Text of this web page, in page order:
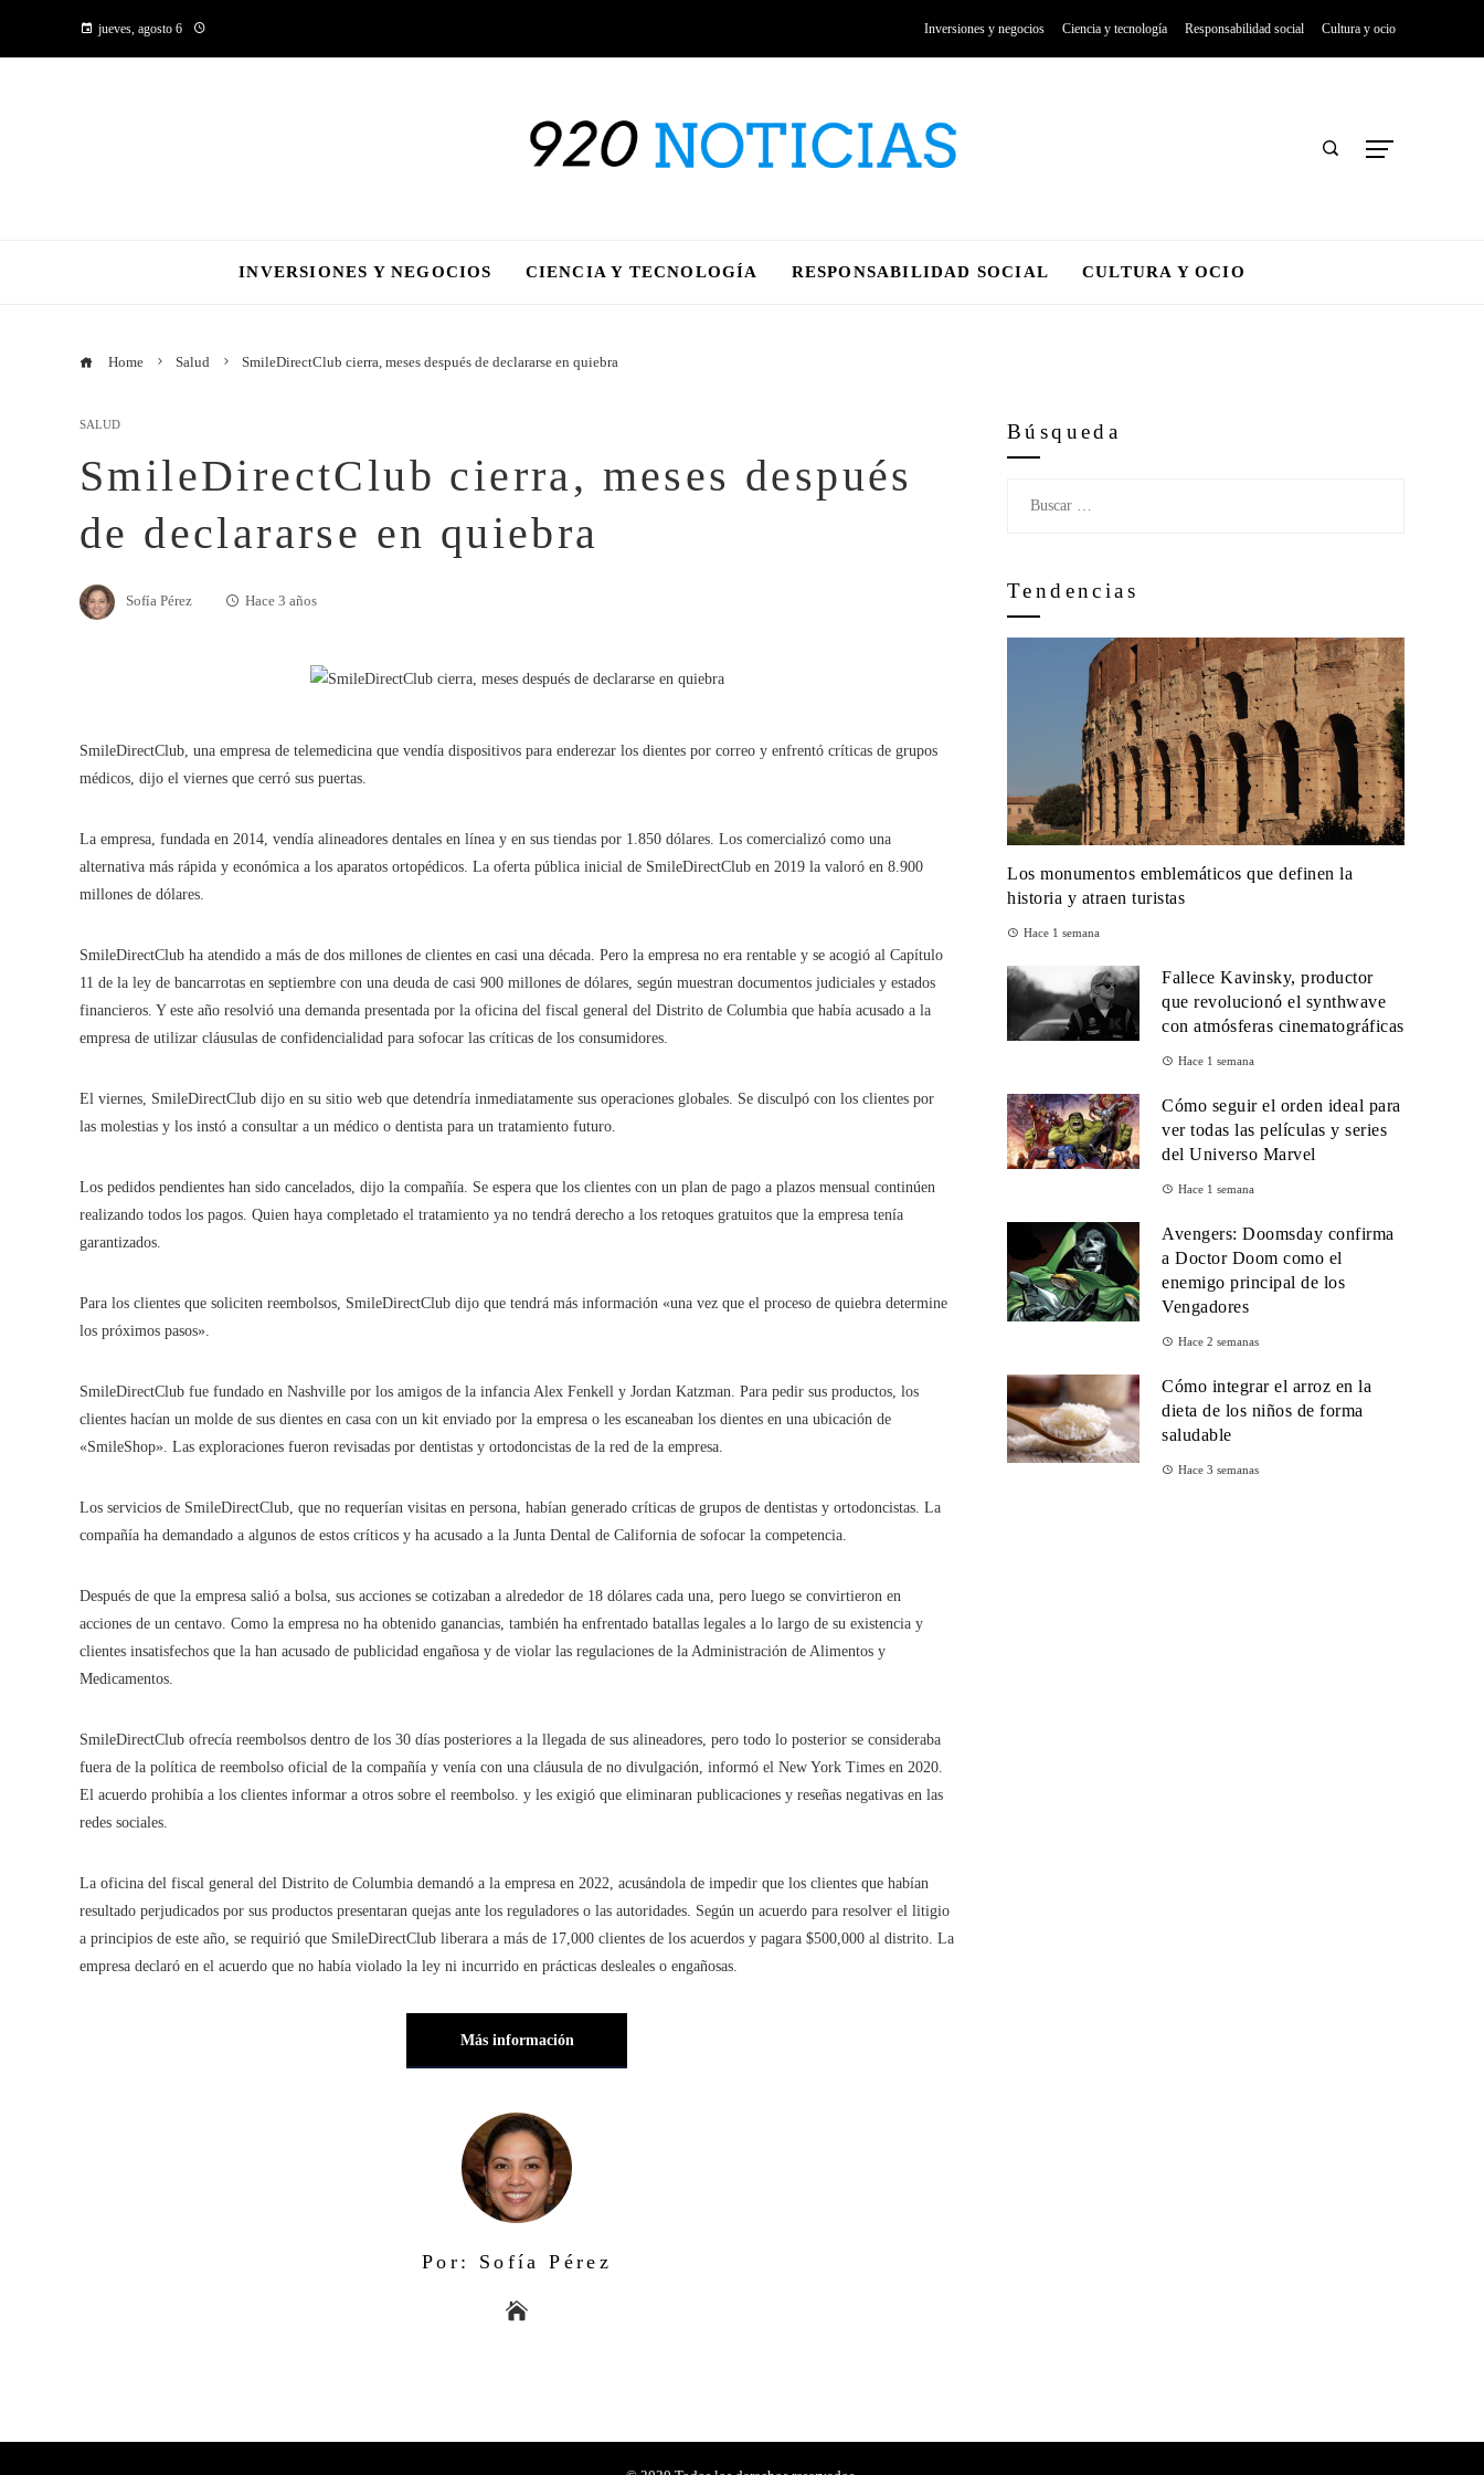
jueves, agosto 6 Inversiones y negocios Ciencia y tecnología Responsabilidad social Cultura y ocio
INVERSIONES Y NEGOCIOS CIENCIA Y TECNOLOGÍA RESPONSABILIDAD SOCIAL CULTURA Y OCIO
Home Salud SmileDirectClub cierra, meses después de declararse en quiebra
SALUD
SmileDirectClub cierra, meses después
de declararse en quiebra
Sofía Pérez Hace 3 años
SmileDirectClub, una empresa de telemedicina que vendía dispositivos para enderezar los dientes por correo y enfrentó críticas de grupos
médicos, dijo el viernes que cerró sus puertas.
La empresa, fundada en 2014, vendía alineadores dentales en línea y en sus tiendas por 1.850 dólares. Los comercializó como una
alternativa más rápida y económica a los aparatos ortopédicos. La oferta pública inicial de SmileDirectClub en 2019 la valoró en 8.900
millones de dólares.
SmileDirectClub ha atendido a más de dos millones de clientes en casi una década. Pero la empresa no era rentable y se acogió al Capítulo
11 de la ley de bancarrotas en septiembre con una deuda de casi 900 millones de dólares, según muestran documentos judiciales y estados
financieros. Y este año resolvió una demanda presentada por la oficina del fiscal general del Distrito de Columbia que había acusado a la
empresa de utilizar cláusulas de confidencialidad para sofocar las críticas de los consumidores.
El viernes, SmileDirectClub dijo en su sitio web que detendría inmediatamente sus operaciones globales. Se disculpó con los clientes por
las molestias y los instó a consultar a un médico o dentista para un tratamiento futuro.
Los pedidos pendientes han sido cancelados, dijo la compañía. Se espera que los clientes con un plan de pago a plazos mensual continúen
realizando todos los pagos. Quien haya completado el tratamiento ya no tendrá derecho a los retoques gratuitos que la empresa tenía
garantizados.
Para los clientes que soliciten reembolsos, SmileDirectClub dijo que tendrá más información «una vez que el proceso de quiebra determine
los próximos pasos».
SmileDirectClub fue fundado en Nashville por los amigos de la infancia Alex Fenkell y Jordan Katzman. Para pedir sus productos, los
clientes hacían un molde de sus dientes en casa con un kit enviado por la empresa o les escaneaban los dientes en una ubicación de
«SmileShop». Las exploraciones fueron revisadas por dentistas y ortodoncistas de la red de la empresa.
Los servicios de SmileDirectClub, que no requerían visitas en persona, habían generado críticas de grupos de dentistas y ortodoncistas. La
compañía ha demandado a algunos de estos críticos y ha acusado a la Junta Dental de California de sofocar la competencia.
Después de que la empresa salió a bolsa, sus acciones se cotizaban a alrededor de 18 dólares cada una, pero luego se convirtieron en
acciones de un centavo. Como la empresa no ha obtenido ganancias, también ha enfrentado batallas legales a lo largo de su existencia y
clientes insatisfechos que la han acusado de publicidad engañosa y de violar las regulaciones de la Administración de Alimentos y
Medicamentos.
SmileDirectClub ofrecía reembolsos dentro de los 30 días posteriores a la llegada de sus alineadores, pero todo lo posterior se consideraba
fuera de la política de reembolso oficial de la compañía y venía con una cláusula de no divulgación, informó el New York Times en 2020.
El acuerdo prohibía a los clientes informar a otros sobre el reembolso. y les exigió que eliminaran publicaciones y reseñas negativas en las
redes sociales.
La oficina del fiscal general del Distrito de Columbia demandó a la empresa en 2022, acusándola de impedir que los clientes que habían
resultado perjudicados por sus productos presentaran quejas ante los reguladores o las autoridades. Según un acuerdo para resolver el litigio
a principios de este año, se requirió que SmileDirectClub liberara a más de 17,000 clientes de los acuerdos y pagara $500,000 al distrito. La
empresa declaró en el acuerdo que no había violado la ley ni incurrido en prácticas desleales o engañosas.
Más información
Por: Sofía Pérez
Búsqueda
Tendencias
Los monumentos emblemáticos que definen la
historia y atraen turistas
Hace 1 semana
Fallece Kavinsky, productor
que revolucionó el synthwave
con atmósferas cinematográficas
Hace 1 semana
Cómo seguir el orden ideal para
ver todas las películas y series
del Universo Marvel
Hace 1 semana
Avengers: Doomsday confirma
a Doctor Doom como el
enemigo principal de los
Vengadores
Hace 2 semanas
Cómo integrar el arroz en la
dieta de los niños de forma
saludable
Hace 3 semanas